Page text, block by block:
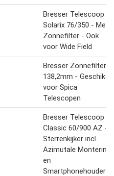
Bresser Telescoop -
Solarix 76/350 - Met
Zonnefilter - Ook
voor Wide Field
Bresser Zonnefilter -
138,2mm - Geschikt
voor Spica
Telescopen
Bresser Telescoop -
Classic 60/900 AZ -
Sterrenkijker incl.
Azimutale Montering
en
Smartphonehouder